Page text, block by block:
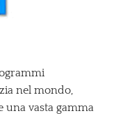
nel mondo,
una vasta gamma